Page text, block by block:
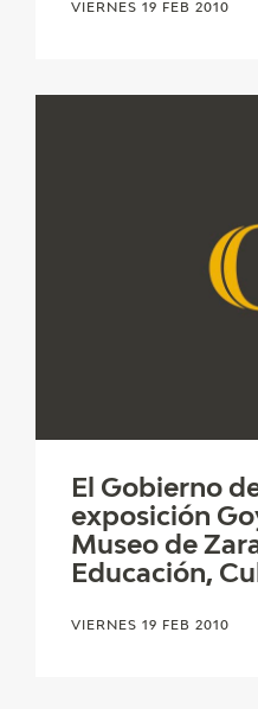
VIERNES 19 FEB 2010
El Gobierno
exposición
Museo de
Educación,
VIERNES 19 FEB 2010